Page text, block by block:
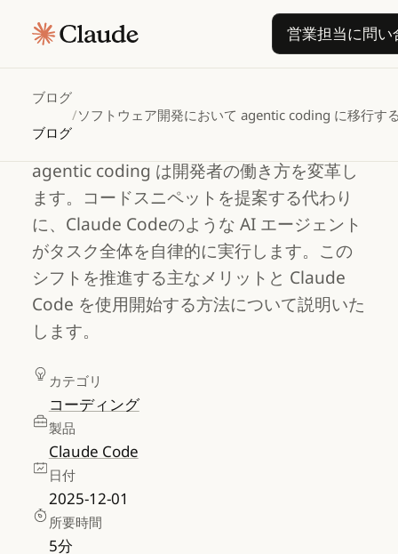
営業担当に問い
ブログ
ブログ
/ソフトウェア開発において agentic coding に移行す
ソフトウェア開発におい
てagentic
に移行
する主なメリットは何で
すか？
agentic coding は開発者の働き方を変革し
ます。コードスニペットを提案する代わり
に、Claude Codeのような AI エージェント
がタスク全体を自律的に実行します。この
シフトを推進する主なメリットと Claude
Code を使用開始する方法について説明いた
します。
カテゴリ
コーディング
製品
Claude Code
日付
2025-12-01
所要時間
5分